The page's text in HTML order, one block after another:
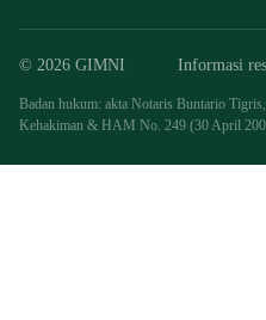
© 2026 GIMNI Informasi
Badan hukum: akta Notaris Buntario
Kehakiman & HAM No. 249 (30 April